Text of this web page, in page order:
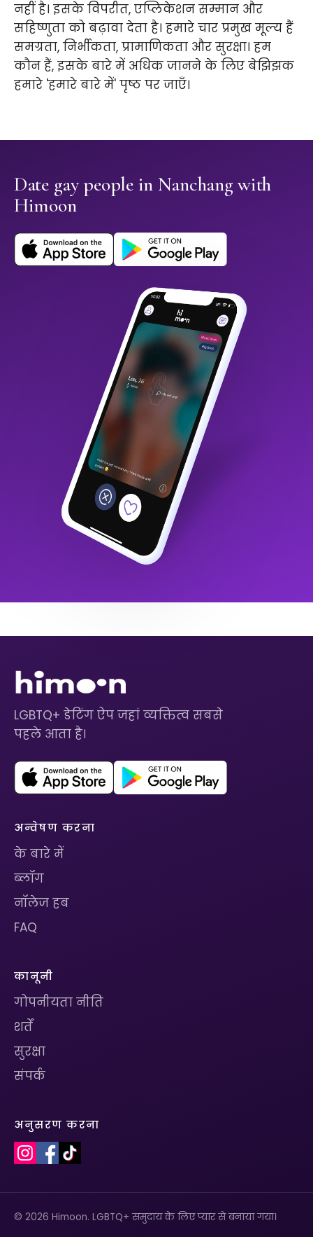
नहीं है। इसके विपरीत, एप्लिकेशन सम्मान और
सहिष्णुता को बढ़ावा देता है। हमारे चार प्रमुख मूल्य हैं
समग्रता, निर्भीकता, प्रामाणिकता और सुरक्षा। हम
कौन हैं, इसके बारे में अधिक जानने के लिए बेझिझक
हमारे 'हमारे बारे में' पृष्ठ पर जाएँ।
Date gay people in Nanchang with
Himoon
LGBTQ+ डेटिंग ऐप जहां व्यक्तित्व सबसे
पहले आता है।
अन्वेषण करना
के बारे में
ब्लॉग
नॉलेज हब
FAQ
कानूनी
गोपनीयता नीति
शर्तें
सुरक्षा
संपर्क
अनुसरण करना
© 2026 Himoon. LGBTQ+ समुदाय के लिए प्यार से बनाया गया।